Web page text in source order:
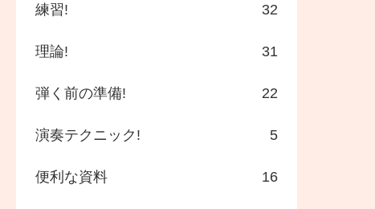
練習! 32
理論! 31
弾く前の準備! 22
演奏テクニック! 5
便利な資料 16